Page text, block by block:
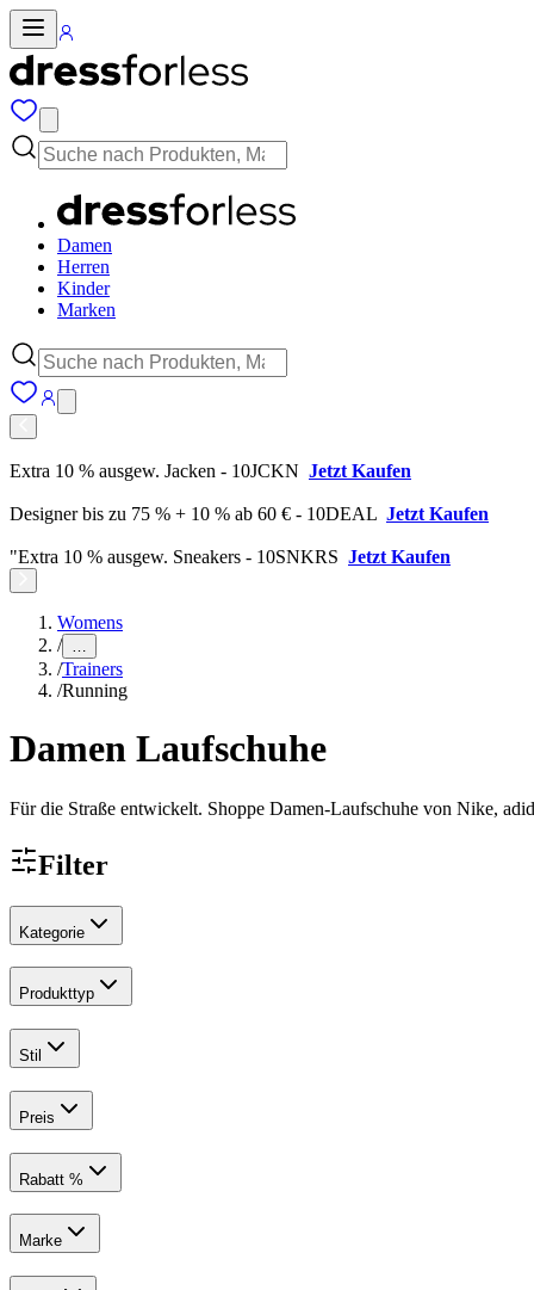
Damen
Herren
Kinder
Marken
Extra 10 % ausgew. Jacken - 10JCKN Jetzt Kaufen
Designer bis zu 75 % + 10 % ab 60 € - 10DEAL Jetzt Kaufen
"Extra 10 % ausgew. Sneakers - 10SNKRS Jetzt Kaufen
Womens
/ …
/Trainers
/Running
Damen Laufschuhe
Für die Straße entwickelt. Shoppe Damen-Laufschuhe von Nike,
Filter
Kategorie
Produkttyp
Stil
Preis
Rabatt %
Marke